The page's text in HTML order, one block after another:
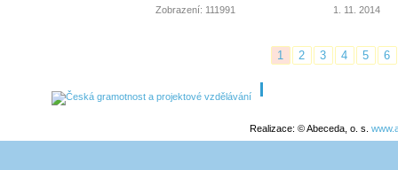
Zobrazení: 111991 1. 11. 2014
1 2 3 4 5 6
Realizace: © Abeceda, o. s.